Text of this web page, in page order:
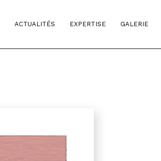
ACTUALITÉS EXPERTISE GALERIE